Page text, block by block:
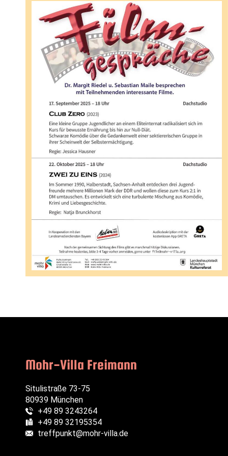
senden
Mohr-Villa Freimann
Situlistraße 73-75
80939 München
Telefon:
+49 89 3243264
Fax:
+49 89 32195354
E-Mail:
treffpunkt@mohr-villa.de